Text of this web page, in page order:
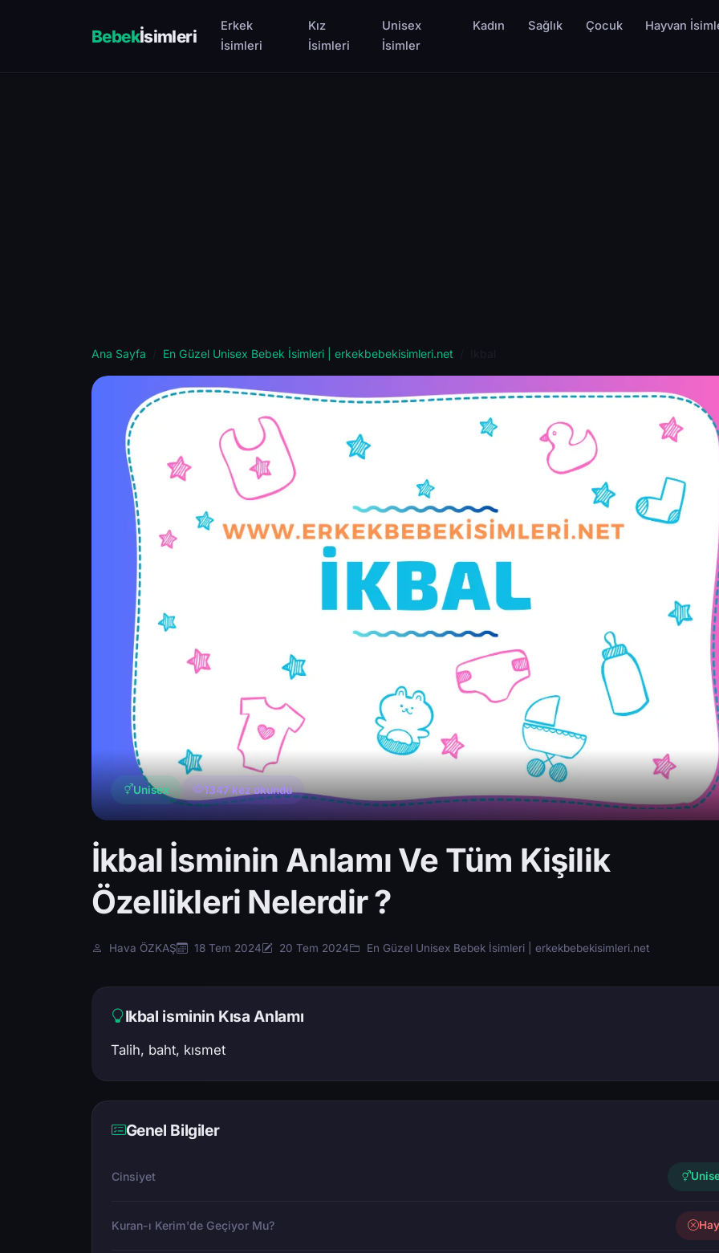
Bebekİsimleri
Erkek
İsimleri
Kız
İsimleri
Unisex
İsimler
Kadın Sağlık Çocuk Hayvan
Ana Sayfa En Güzel Unisex Bebek İsimleri | erkekbebekisimleri.net
Unisex 1347 kez okundu
İkbal İsminin Anlamı Ve Tüm Kişilik
Özellikleri Nelerdir ?
Hava ÖZKAŞ 18 Tem 2024 20 Tem 2024 En Güzel Unisex Bebek İsimleri | erkekbebekisimleri.net
Ikbal isminin Kısa Anlamı
Talih, baht, kısmet
Genel Bilgiler
Cinsiyet
Kuran-ı Kerim'de Geçiyor Mu?